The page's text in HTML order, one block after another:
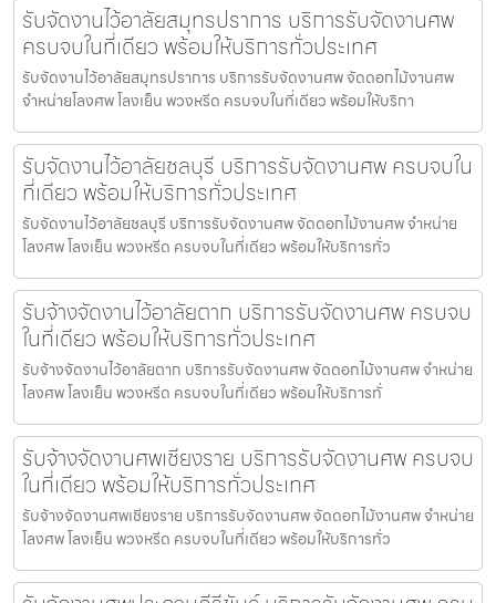
รับจัดงานไว้อาลัยสมุทรปราการ บริการรับจัดงานศพ
ครบจบในที่เดียว พร้อมให้บริการทั่วประเทศ
รับจัดงานไว้อาลัยสมุทรปราการ บริการรับจัดงานศพ จัดดอกไม้งานศพ
จำหน่ายโลงศพ โลงเย็น พวงหรีด ครบจบในที่เดียว พร้อมให้บริกา
รับจัดงานไว้อาลัยชลบุรี บริการรับจัดงานศพ ครบจบใน
ที่เดียว พร้อมให้บริการทั่วประเทศ
รับจัดงานไว้อาลัยชลบุรี บริการรับจัดงานศพ จัดดอกไม้งานศพ จำหน่าย
โลงศพ โลงเย็น พวงหรีด ครบจบในที่เดียว พร้อมให้บริการทั่ว
รับจ้างจัดงานไว้อาลัยตาก บริการรับจัดงานศพ ครบจบ
ในที่เดียว พร้อมให้บริการทั่วประเทศ
รับจ้างจัดงานไว้อาลัยตาก บริการรับจัดงานศพ จัดดอกไม้งานศพ จำหน่าย
โลงศพ โลงเย็น พวงหรีด ครบจบในที่เดียว พร้อมให้บริการทั่
รับจ้างจัดงานศพเชียงราย บริการรับจัดงานศพ ครบจบ
ในที่เดียว พร้อมให้บริการทั่วประเทศ
รับจ้างจัดงานศพเชียงราย บริการรับจัดงานศพ จัดดอกไม้งานศพ จำหน่าย
โลงศพ โลงเย็น พวงหรีด ครบจบในที่เดียว พร้อมให้บริการทั่ว